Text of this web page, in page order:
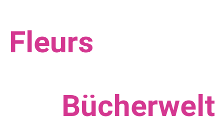
Fleurs
Bücher­welt